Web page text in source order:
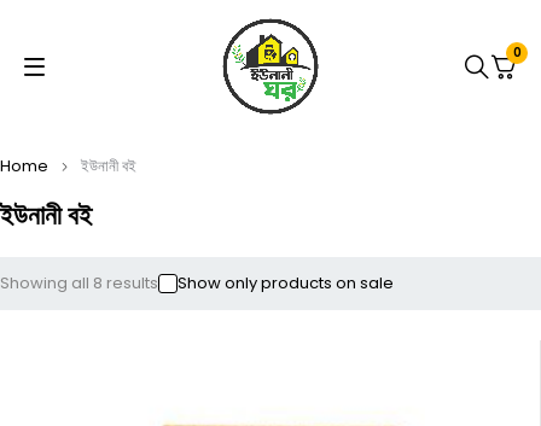
0
ইউনানী বই
Home ইউনানী বই
Showing all 8 results Show only products on sale